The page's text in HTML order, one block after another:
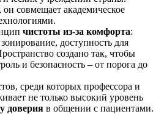
совмещает академическое
чистоты из-за комфорта:
доступность для
создано так, чтобы
и безопасность – от порога до
среди которых профессора и
не только высокий уровень
доверия в общении с пациентами.